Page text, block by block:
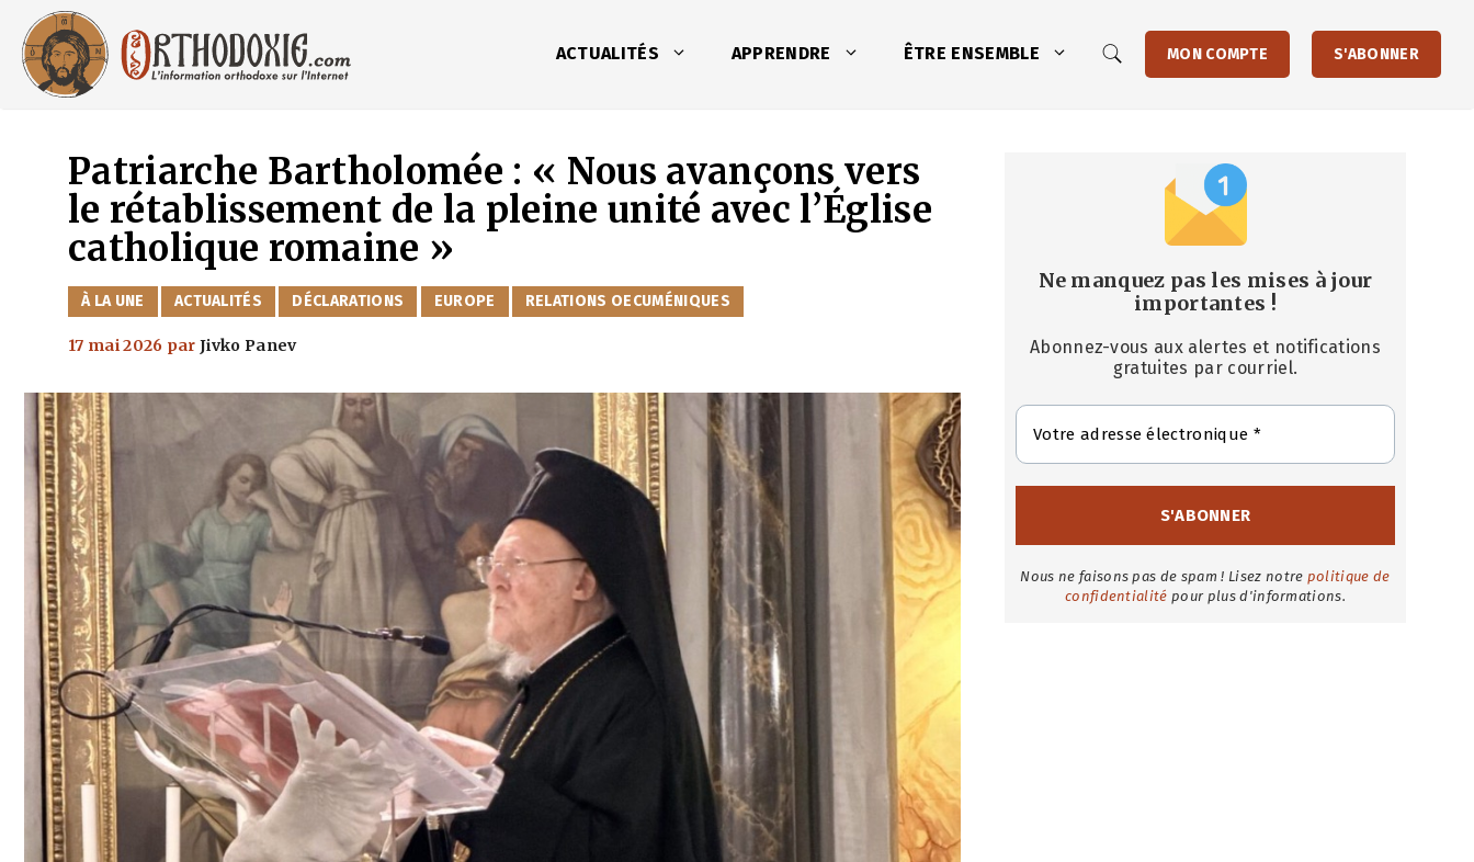
contenu
ACTUALITÉS APPRENDRE ÊTRE ENSEMBLE MON COMPTE S'ABONNER
Patriarche Bartholomée : « Nous avançons vers
le rétablissement de la pleine unité avec l’Église
catholique romaine »
CATÉGORIES
À LA UNE ACTUALITÉS DÉCLARATIONS EUROPE RELATIONS OECUMÉNIQUES
17 mai 2026 parJivko Panev
Ne manquez pas les mises à jour
importantes !
Abonnez-vous aux alertes et notifications
gratuites par courriel.
Nous ne faisons pas de spam ! Lisez notre politique de
confidentialité pour plus d'informations.